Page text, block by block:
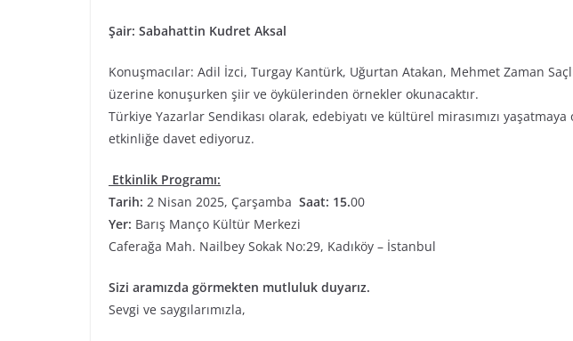
Şair: Sabahattin Kudret Aksal
Konuşmacılar: Adil İzci, Turgay Kantürk, Uğurtan Atakan, Mehmet Zaman
üzerine konuşurken şiir ve öykülerinden örnekler okunacaktır.
Türkiye Yazarlar Sendikası olarak, edebiyatı ve kültürel mirasımızı
etkinliğe davet ediyoruz.
Etkinlik Programı:
Tarih: 2 Nisan 2025, Çarşamba Saat: 15.00
Yer: Barış Manço Kültür Merkezi
Caferağa Mah. Nailbey Sokak No:29, Kadıköy – İstanbul
Sizi aramızda görmekten mutluluk duyarız.
Sevgi ve saygılarımızla,